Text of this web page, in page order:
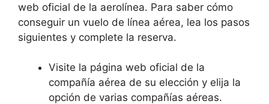
web oficial de la aerolínea. Para saber cómo
conseguir un vuelo de línea aérea, lea los pasos
siguientes y complete la reserva.
Visite la página web oficial de la
compañía aérea de su elección y elija la
opción de varias compañías aéreas.